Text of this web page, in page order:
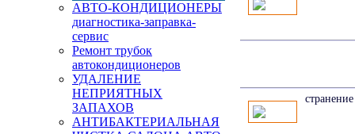
АВТО-КОНДИЦИОНЕРЫ
диагностика-заправка-
сервис
Ремонт трубок
автокондиционеров
УДАЛЕНИЕ
НЕПРИЯТНЫХ
ЗАПАХОВ
АНТИБАКТЕРИАЛЬНАЯ